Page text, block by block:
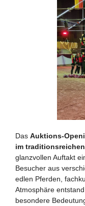
Das Auktions-
im
glanzvollen Auftakt
Besucher aus
edlen Pferden,
Atmosphäre
besondere